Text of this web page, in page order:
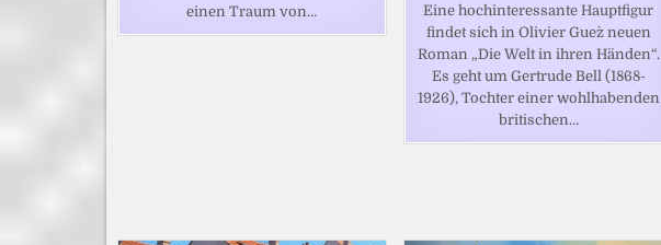
einen Traum von…
Eine hochinteressante Hauptfigur
findet sich in Olivier Guez` neuen
Roman „Die Welt in ihren Händen“.
Es geht um Gertrude Bell (1868-
1926), Tochter einer wohlhabenden
britischen…